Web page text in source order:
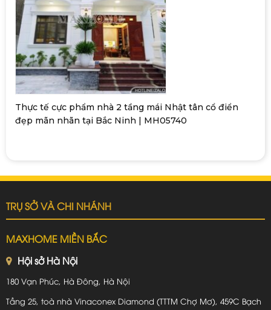
Thực tế cực phẩm nhà 2 tầng mái Nhật tân cổ điển
đẹp mãn nhãn tại Bắc Ninh | MH05740
TRỤ SỞ VÀ CHI NHÁNH
MAXHOME MIỀN BẮC
Hội sở Hà Nội
180 Vạn Phúc, Hà Đông, Hà Nội
Tầng 25, toà nhà Vinaconex Diamond (TTTM Chợ Mơ), 459C Bạch